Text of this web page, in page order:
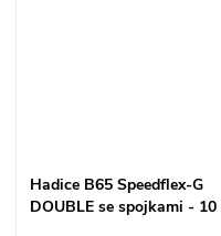
Hadice B65 Speedflex-G
DOUBLE se spojkami - 10